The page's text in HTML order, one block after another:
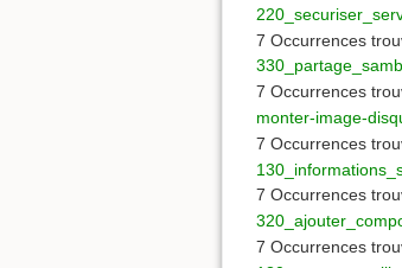
7 Occurrences
7 Occurrences
monter-image-
7 Occurrences
7 Occurrences
7 Occurrences